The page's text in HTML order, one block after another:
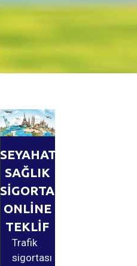
SEYAHAT
SAĞLIK
SİGORTASI
ONLİNE
TEKLİF
Trafik
sigortası